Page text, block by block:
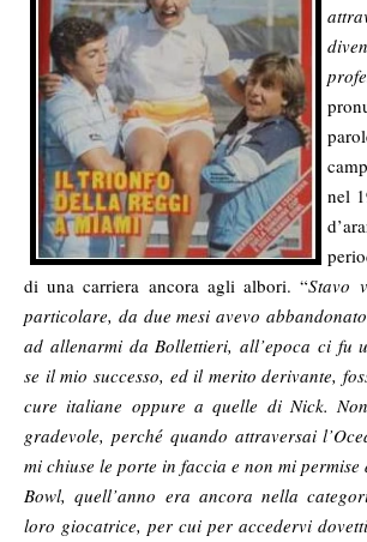
nel
di una carriera ancora agli albori. “Stavo
particolare, da due mesi avevo
ad allenarmi da Bollettieri, all’epoca ci fu
se il mio successo, ed il merito derivante,
cure italiane oppure a quelle di Nick.
gradevole, perché quando attraversai
mi chiuse le porte in faccia e non mi permise
Bowl, quell’anno era ancora nella
loro giocatrice, per cui per accedervi